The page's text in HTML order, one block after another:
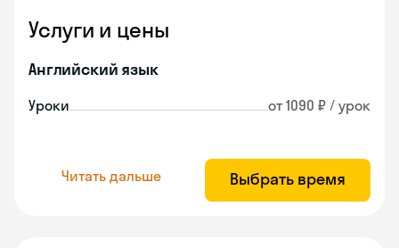
Услуги и цены
Английский язык
Уроки от 1090 ₽ / урок
Читать дальше Выбрать время